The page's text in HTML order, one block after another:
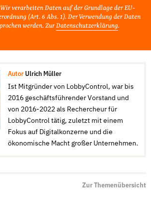
verarbeiten Daten auf der Grundlage der EU-
(Art. 6 Abs. 1). Der Verwendung der Daten
werden. Zur Datenschutzerklärung.
Autor Ulrich Müller
Ist Mitgründer von LobbyControl, war bis
2016 geschäftsführender Vorstand und
von 2016-2022 als Rechercheur für
LobbyControl tätig, zuletzt mit einem
Fokus auf Digitalkonzerne und die
ökonomische Macht großer Unternehmen.
Zur Themenübersicht